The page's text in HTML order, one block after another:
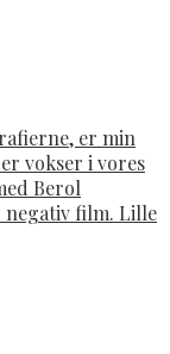
er min
vokser i vores
Berol
negativ film. Lille